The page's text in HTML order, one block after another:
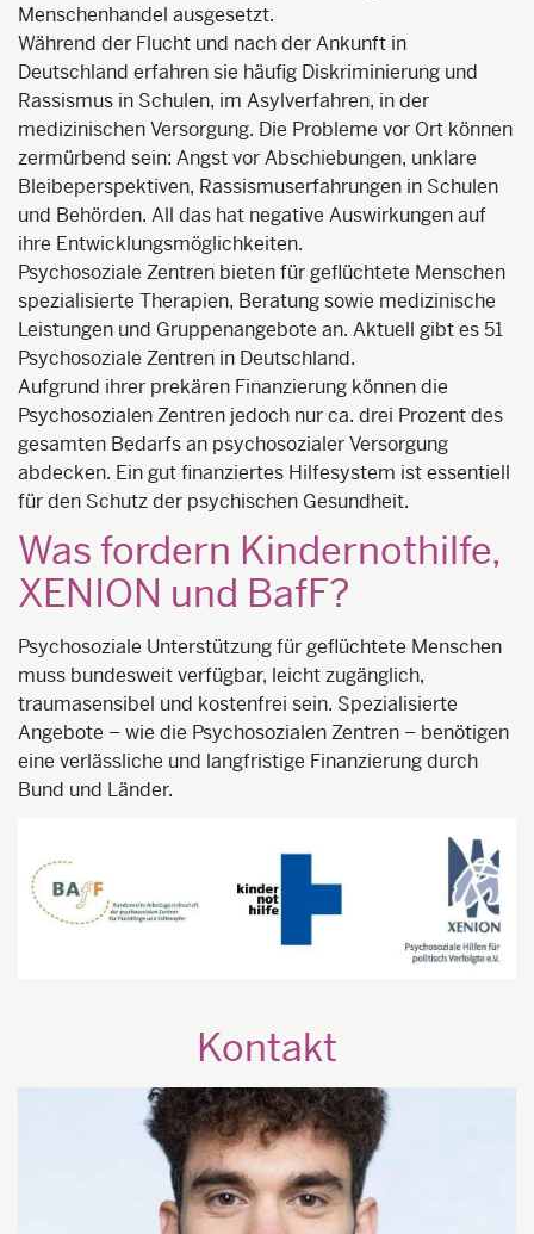
Menschenhandel ausgesetzt.
Während der Flucht und nach der Ankunft in
Deutschland erfahren sie häufig Diskriminierung und
Rassismus in Schulen, im Asylverfahren, in der
medizinischen Versorgung. Die Probleme vor Ort können
zermürbend sein: Angst vor Abschiebungen, unklare
Bleibeperspektiven, Rassismuserfahrungen in Schulen
und Behörden. All das hat negative Auswirkungen auf
ihre Entwicklungsmöglichkeiten.
Psychosoziale Zentren bieten für geflüchtete Menschen
spezialisierte Therapien, Beratung sowie medizinische
Leistungen und Gruppenangebote an. Aktuell gibt es 51
Psychosoziale Zentren in Deutschland.
Aufgrund ihrer prekären Finanzierung können die
Psychosozialen Zentren jedoch nur ca. drei Prozent des
gesamten Bedarfs an psychosozialer Versorgung
abdecken. Ein gut finanziertes Hilfesystem ist essentiell
für den Schutz der psychischen Gesundheit.
Was fordern Kindernothilfe,
XENION und BafF?
Psychosoziale Unterstützung für geflüchtete Menschen
muss bundesweit verfügbar, leicht zugänglich,
traumasensibel und kostenfrei sein. Spezialisierte
Angebote – wie die Psychosozialen Zentren – benötigen
eine verlässliche und langfristige Finanzierung durch
Bund und Länder.
Kontakt